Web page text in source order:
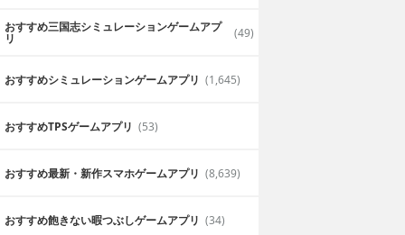
おすすめ三国志シミュレーションゲームアプ
リ (49)
おすすめシミュレーションゲームアプリ (1,645)
おすすめTPSゲームアプリ (53)
おすすめ最新・新作スマホゲームアプリ (8,639)
おすすめ飽きない暇つぶしゲームアプリ (34)